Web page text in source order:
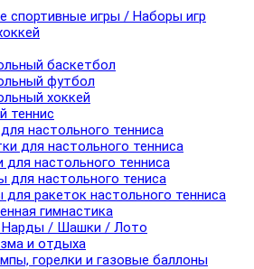
спортивные игры / Наборы игр
баскетбол
футбол
хоккей
теннис
настольного тенниса
для настольного тенниса
для настольного тенниса
для настольного тениса
для ракеток настольного тенниса
гимнастика
/ Шашки / Лото
и отдыха
горелки и газовые баллоны